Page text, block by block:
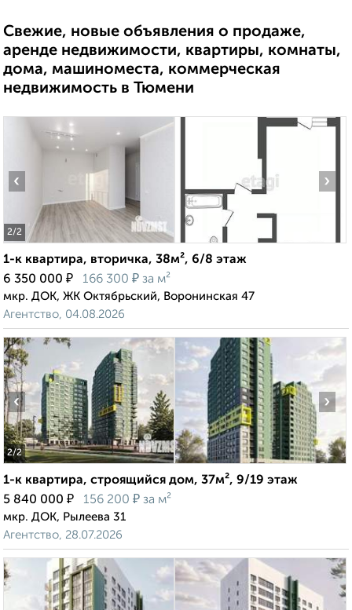
Свежие, новые объявления о продаже,
аренде недвижимости, квартиры, комнаты,
дома, машиноместа, коммерческая
недвижимость в Тюмени
2/2
‹ ›
1-к квартира, вторичка, 38м², 6/8 этаж
6 350 000 ₽ 166 300 ₽ за м²
мкр. ДОК, ЖК Октябрьский, Воронинская 47
Агентство, 04.08.2026
2/2
‹ ›
1-к квартира, строящийся дом, 37м², 9/19 этаж
5 840 000 ₽ 156 200 ₽ за м²
мкр. ДОК, Рылеева 31
Агентство, 28.07.2026